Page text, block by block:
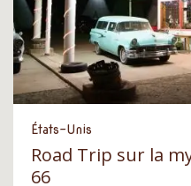
États-Unis
Road Trip sur la
66